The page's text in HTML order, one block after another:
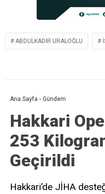
ABDULKADIR URALOĞLU
Ana Sayfa › Gündem
Hakkari
253
Geçirildi
Hakkari’de JİHA